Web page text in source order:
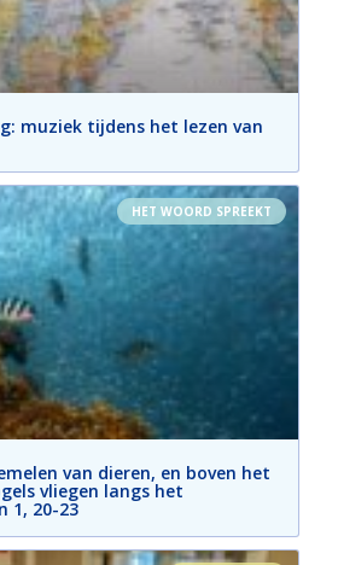
muziek tijdens het lezen van
HET WOORD SPREEKT
van dieren, en boven het
vliegen langs het
1, 20-23